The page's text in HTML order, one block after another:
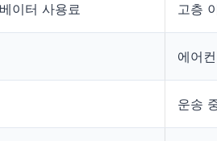
이터 사용료 고층
에어
운송